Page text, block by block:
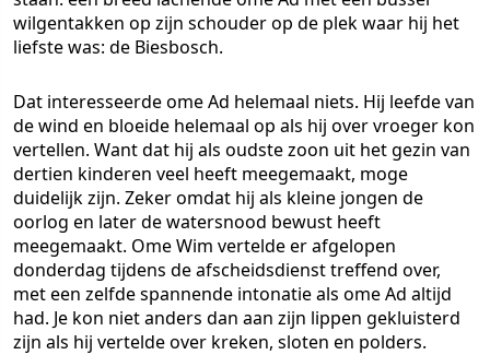
wilgentakken op zijn schouder op de plek waar hij het
liefste was: de Biesbosch.
Dat interesseerde ome Ad helemaal niets. Hij leefde van
de wind en bloeide helemaal op als hij over vroeger kon
vertellen. Want dat hij als oudste zoon uit het gezin van
dertien kinderen veel heeft meegemaakt, moge
duidelijk zijn. Zeker omdat hij als kleine jongen de
oorlog en later de watersnood bewust heeft
meegemaakt. Ome Wim vertelde er afgelopen
donderdag tijdens de afscheidsdienst treffend over,
met een zelfde spannende intonatie als ome Ad altijd
had. Je kon niet anders dan aan zijn lippen gekluisterd
zijn als hij vertelde over kreken, sloten en polders.